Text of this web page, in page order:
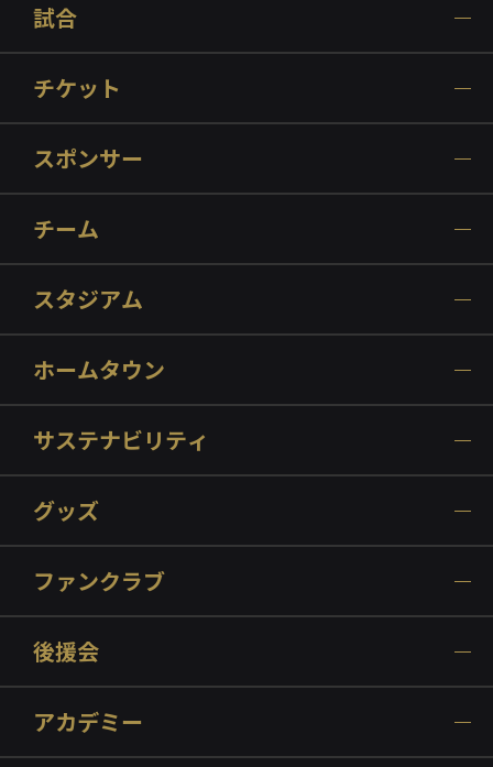
試合
チケット
スポンサー
チーム
スタジアム
ホームタウン
サステナビリティ
グッズ
ファンクラブ
後援会
アカデミー